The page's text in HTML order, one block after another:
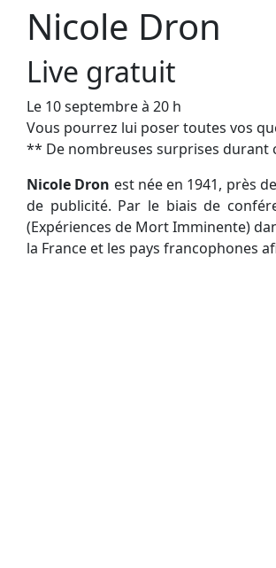
Nicole Dron
Live gratuit
Le 10 septembre à 20 h
Vous pourrez lui poser toutes vos
** De nombreuses surprises durant
Nicole Dron est née en 1941, près
de publicité. Par le biais de
(Expériences de Mort Imminente)
la France et les pays francophones